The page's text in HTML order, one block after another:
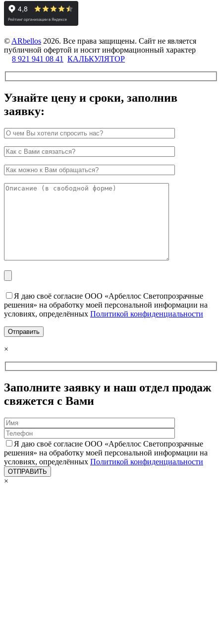
©ARbellos 2026. Все права защищены. Сайт не является
публичной офертой и носит информационный характер
8 921 941 08 41 КАЛЬКУЛЯТОР
Узнайте цену и сроки, заполнив
заявку:
Я даю своё согласие ООО «Арбеллос Светопрозрачные
решения» на обработку моей персональной информации на
условиях, определённых Политикой конфиденциальности
×
Заполните заявку и наш отдел продаж
свяжется с Вами
Я даю своё согласие ООО «Арбеллос Светопрозрачные
решения» на обработку моей персональной информации на
условиях, определённых Политикой конфиденциальности
×